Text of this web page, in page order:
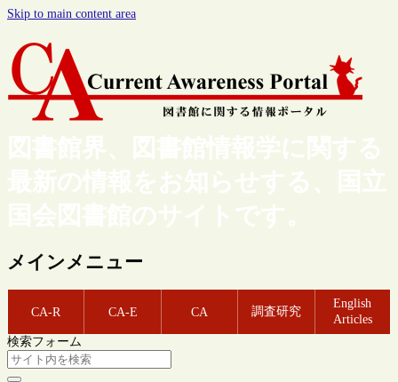
Skip to main content area
図書館界、図書館情報学に関する
最新の情報をお知らせする、国立
国会図書館のサイトです。
メインメニュー
CA-R CA-E CA 調査研究
English
Articles
検索フォーム